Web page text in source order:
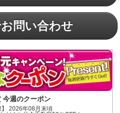
問い合わせ
今週のクーポン
2026年08月末頃